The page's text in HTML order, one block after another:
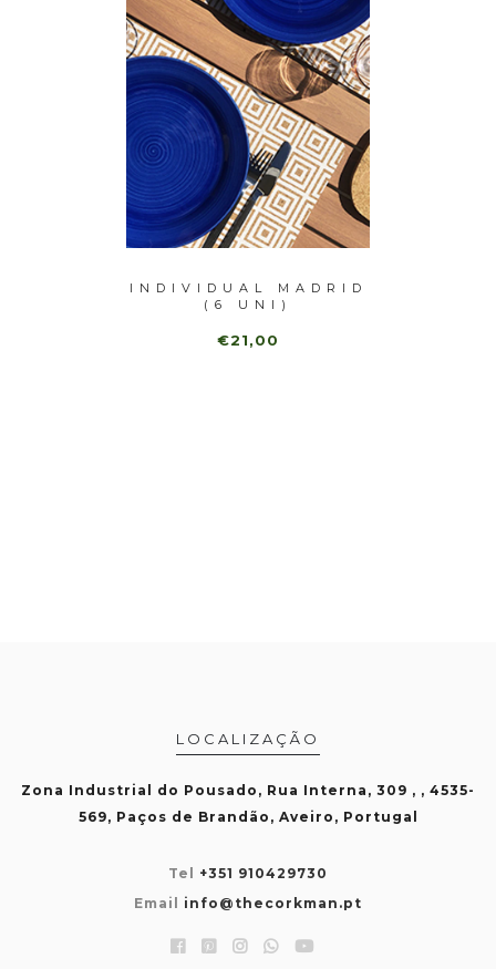
INDIVIDUAL MADRID
(6 UNI)
€21,00
LOCALIZAÇÃO
Zona Industrial do Pousado, Rua Interna, 309 , , 4535-
569, Paços de Brandão, Aveiro, Portugal
Tel +351 910429730
Email info@thecorkman.pt